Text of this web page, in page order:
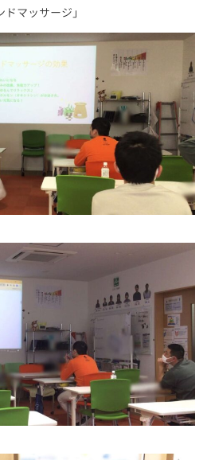
マッサージ」